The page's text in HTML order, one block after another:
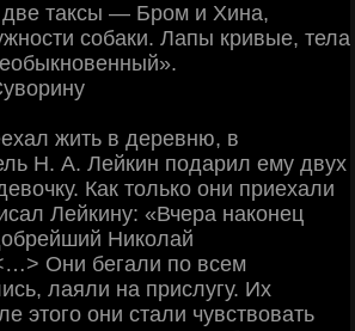
две таксы — Бром и Хина,
собаки. Лапы кривые, тела
жить в деревню, в
Н. А. Лейкин подарил ему двух
Как только они приехали
Лейкину: «Вчера наконец
Николай
Они бегали по всем
лаяли на прислугу. Их
этого они стали чувствовать